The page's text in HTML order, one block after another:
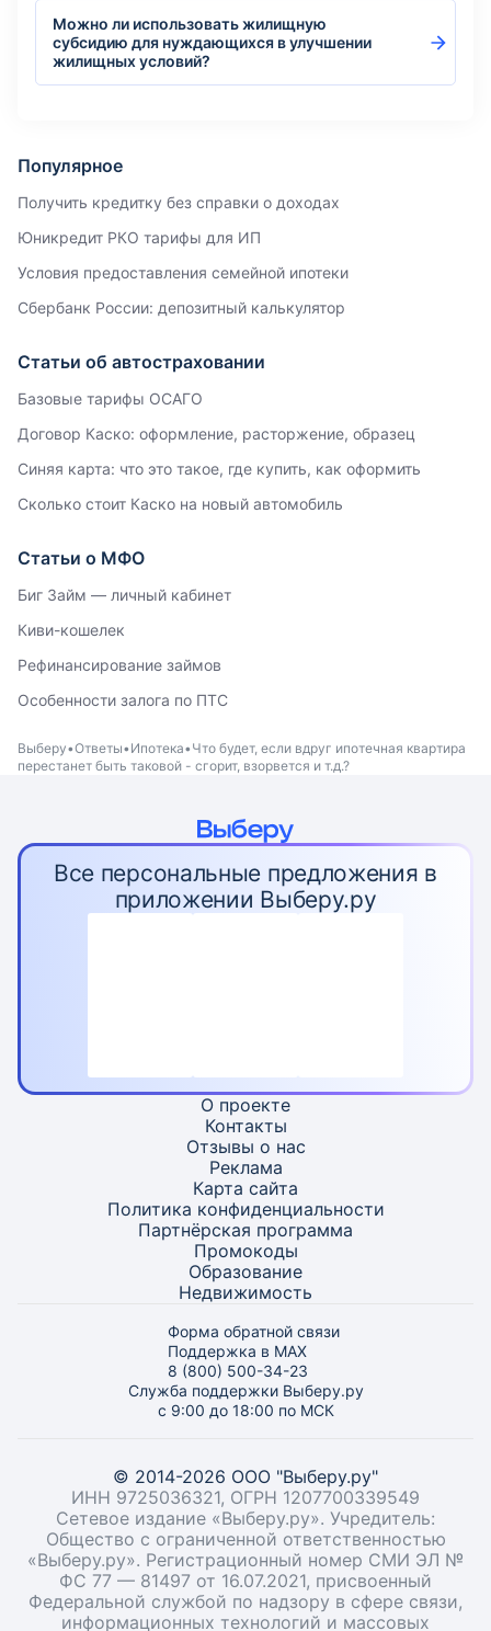
Можно ли использовать жилищную
субсидию для нуждающихся в улучшении
жилищных условий?
Популярное
Получить кредитку без справки о доходах
Юникредит РКО тарифы для ИП
Условия предоставления семейной ипотеки
Сбербанк России: депозитный калькулятор
Статьи об автостраховании
Базовые тарифы ОСАГО
Договор Каско: оформление, расторжение, образец
Синяя карта: что это такое, где купить, как оформить
Сколько стоит Каско на новый автомобиль
Статьи о МФО
Биг Займ — личный кабинет
Киви-кошелек
Рефинансирование займов
Особенности залога по ПТС
Выберу Ответы Ипотека Что будет, если вдруг ипотечная квартира
перестанет быть таковой - сгорит, взорвется и т.д.?
Все персональные предложения в
приложении Выберу.ру
О проекте
Контакты
Отзывы о нас
Реклама
Карта сайта
Политика конфиденциальности
Партнёрская программа
Промокоды
Образование
Недвижимость
Форма обратной связи
Поддержка в MAX
8 (800) 500-34-23
Служба поддержки Выберу.ру
с 9:00 до 18:00 по МСК
© 2014-2026 ООО "Выберу.ру"
ИНН 9725036321, ОГРН 1207700339549
Сетевое издание «Выберу.ру». Учредитель:
Общество с ограниченной ответственностью
«Выберу.ру». Регистрационный номер СМИ ЭЛ №
ФС 77 — 81497 от 16.07.2021, присвоенный
Федеральной службой по надзору в сфере связи,
информационных технологий и массовых